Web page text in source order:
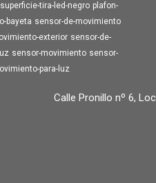
tira-led-negro plafon-
bayeta sensor-de-movimiento
exterior sensor-de-
sensor-movimiento sensor-
para-luz
Calle Pronillo nº 6,